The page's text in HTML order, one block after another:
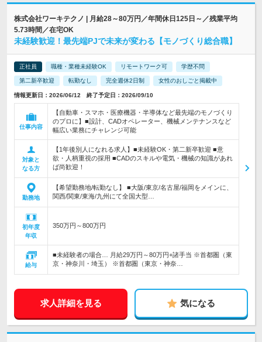
株式会社ワーキテクノ | 月給28～80万円／年間休日125日～／残業平均
5.73時間／在宅OK
未経験歓迎！最先端PJで未来が変わる【モノづくり総合職】
正社員 職種・業種未経験OK リモートワーク可 学歴不問
第二新卒歓迎 転勤なし 完全週休2日制 女性のおしごと掲載中
情報更新日：2026/06/12 終了予定日：2026/09/10
仕事内容
【自動車・スマホ・医療機器・半導体など最先端のモノづくり
のプロに】■設計、CADオペレーター、機械メンテナンスなど
幅広い業務にチャレンジ可能
対象と
なる方
【1年後別人になれる求人】■未経験OK・第二新卒歓迎 ■意
欲・人柄重視の採用 ■CADのスキルや電気・機械の知識があれ
ば尚歓迎！
勤務地
【希望勤務地/転勤なし】 ■大阪/東京/名古屋/福岡をメインに、
関西/関東/東海/九州にて全国大型…
初年度
年収
350万円～800万円
給与
■未経験者の場合… 月給29万円～80万円+諸手当 ※首都圏（東
京・神奈川・埼玉） ※首都圏（東京・神奈…
求人詳細を見る 気になる